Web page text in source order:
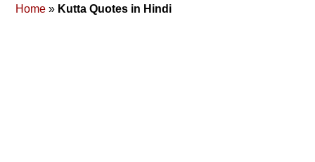
Home » Kutta Quotes in Hindi